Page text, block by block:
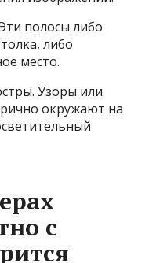
полосы либо
либо
место.
Узоры или
окружают на
с